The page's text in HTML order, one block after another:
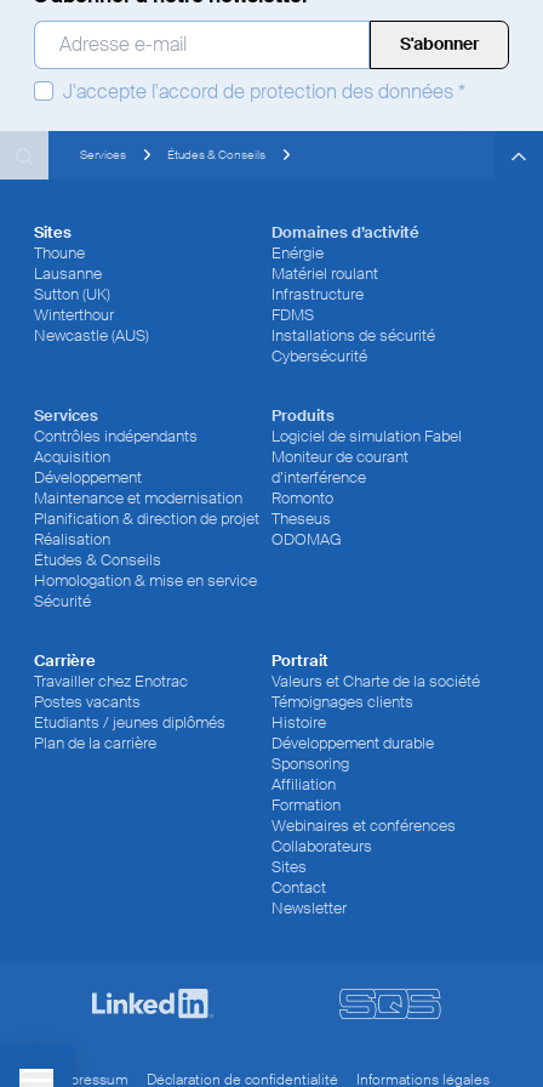
Adresse e-mail
J'accepte l'accord de protection des données*
Search
Services Études & Conseils
Sites
Thoune
Lausanne
Sutton (UK)
Winterthour
Newcastle (AUS)
Domaines d’activité
Enérgie
Matériel roulant
Infrastructure
FDMS
Installations de sécurité
Cybersécurité
Services
Contrôles indépendants
Acquisition
Développement
Maintenance et modernisation
Planification & direction de projet
Réalisation
Études & Conseils
Homologation & mise en service
Sécurité
Produits
Logiciel de simulation Fabel
Moniteur de courant
d’interférence
Romonto
Theseus
ODOMAG
Carrière
Travailler chez Enotrac
Postes vacants
Etudiants / jeunes diplômés
Plan de la carrière
Portrait
Valeurs et Charte de la société
Témoignages clients
Histoire
Développement durable
Sponsoring
Affiliation
Formation
Webinaires et conférences
Collaborateurs
Sites
Contact
Newsletter
Impressum Déclaration de confidentialité Informations légales